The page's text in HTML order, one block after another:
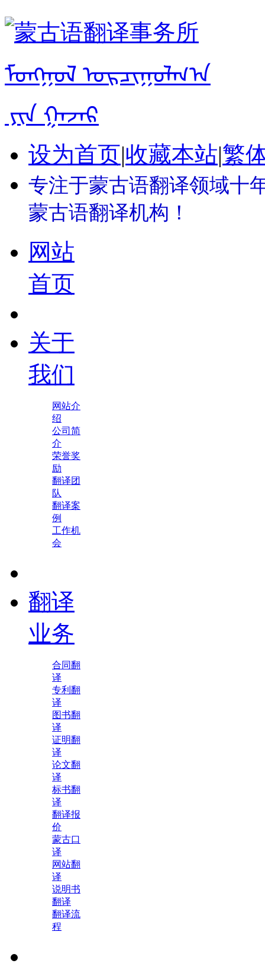
设为首页|收藏本站|繁
专注于蒙古语翻译领域十
蒙古语翻译机构！
网站
首页
关于
我们
网站介
绍
公司简
介
荣誉奖
励
翻译团
队
翻译案
例
工作机
会
翻译
业务
合同翻
译
专利翻
译
图书翻
译
证明翻
译
论文翻
译
标书翻
译
翻译报
价
蒙古口
译
网站翻
译
说明书
翻译
翻译流
程